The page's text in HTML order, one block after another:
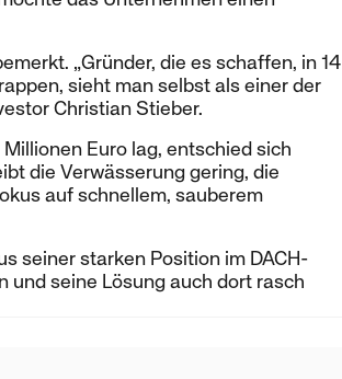
„Gründer, die es schaffen, in 14
sieht man selbst als einer der
Christian Stieber.
Euro lag, entschied sich
die Verwässerung gering, die
auf schnellem, sauberem
seiner starken Position im DACH-
und seine Lösung auch dort rasch